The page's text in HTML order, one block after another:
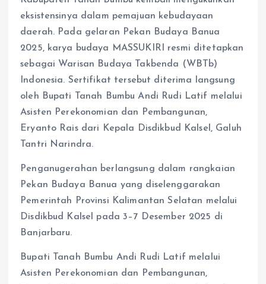
eksistensinya dalam pemajuan kebudayaan
daerah. Pada gelaran Pekan Budaya Banua
2025, karya budaya MASSUKIRI resmi ditetapkan
sebagai Warisan Budaya Takbenda (WBTb)
Indonesia. Sertifikat tersebut diterima langsung
oleh Bupati Tanah Bumbu Andi Rudi Latif melalui
Asisten Perekonomian dan Pembangunan,
Eryanto Rais dari Kepala Disdikbud Kalsel, Galuh
Tantri Narindra.
Penganugerahan berlangsung dalam rangkaian
Pekan Budaya Banua yang diselenggarakan
Pemerintah Provinsi Kalimantan Selatan melalui
Disdikbud Kalsel pada 3–7 Desember 2025 di
Banjarbaru.
Bupati Tanah Bumbu Andi Rudi Latif melalui
Asisten Perekonomian dan Pembangunan,